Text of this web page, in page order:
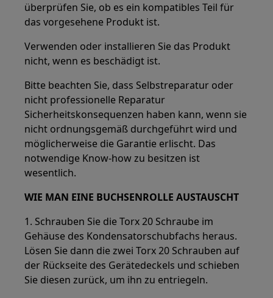
überprüfen Sie, ob es ein kompatibles Teil für
das vorgesehene Produkt ist.
Verwenden oder installieren Sie das Produkt
nicht, wenn es beschädigt ist.
Bitte beachten Sie, dass Selbstreparatur oder
nicht professionelle Reparatur
Sicherheitskonsequenzen haben kann, wenn sie
nicht ordnungsgemäß durchgeführt wird und
möglicherweise die Garantie erlischt. Das
notwendige Know-how zu besitzen ist
wesentlich.
WIE MAN EINE BUCHSENROLLE AUSTAUSCHT
1. Schrauben Sie die Torx 20 Schraube im
Gehäuse des Kondensatorschubfachs heraus.
Lösen Sie dann die zwei Torx 20 Schrauben auf
der Rückseite des Gerätedeckels und schieben
Sie diesen zurück, um ihn zu entriegeln.